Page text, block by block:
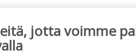
jotta voimme